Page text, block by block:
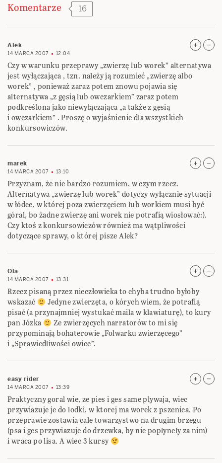
Komentarze 16
Alek
14 MARCA 2007 12:04
Czy w warunku przeprawy „zwierzę lub worek” alternatywa
jest wyłączająca , tzn. należy ją rozumieć „zwierzę albo
worek” , ponieważ zaraz potem znowu pojawia się
alternatywa „z gęsią lub owczarkiem” zaraz potem
podkreślona jako niewyłączająca „a także z gęsią
i owczarkiem” . Proszę o wyjaśnienie dla wszystkich
konkursowiczów.
marek
14 MARCA 2007 13:10
Przyznam, że nie bardzo rozumiem, w czym rzecz.
Alternatywa „zwierzę lub worek” dotyczy wyłącznie sytuacji
w łódce, w której poza zwierzęciem lub workiem musi być
góral, bo żadne zwierzę ani worek nie potrafią wiosłować:).
Czy ktoś z konkursowiczów również ma wątpliwości
dotyczące sprawy, o której pisze Alek?
Ola
14 MARCA 2007 13:31
Rzecz pisaną przez nieczłowieka to chyba trudno byłoby
wskazać
Jedyne zwierzęta, o kórych wiem, że potrafią
pisać (a przynajmniej wystukać maila w klawiaturę), to kury
pan Józka
Ze zwierzęcych narratorów to mi się
przypominają bohaterowie „Folwarku zwierzęcego”
i „Sprawiedliwości owiec”.
easy rider
14 MARCA 2007 13:39
Praktyczny goral wie, ze pies i ges same plywaja, wiec
przywiazuje je do lodki, w ktorej ma worek z pszenica. Po
przeprawie zostawia cale towarzystwo na drugim brzegu
(psa i ges przywiazuje do drzewka, by nie poplynely za nim)
i wraca po lisa. A wiec 3 kursy